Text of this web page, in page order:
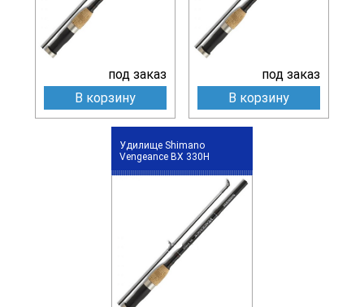
под заказ
В корзину
под заказ
В корзину
Удилище Shimano
Vengeance BX 330H